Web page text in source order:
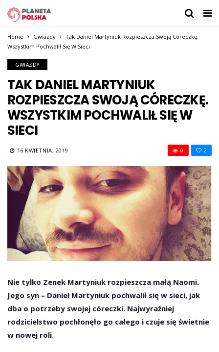
Home Gwiazdy
Tak Daniel Martyniuk Rozpieszcza Swoją Córeczkę.
Wszystkim Pochwalił Się W Sieci
GWIAZDY
TAK DANIEL MARTYNIUK
ROZPIESZCZA SWOJĄ CÓRECZKĘ.
WSZYSTKIM POCHWALIŁ SIĘ W
SIECI
16 KWIETNIA, 2019 2
0
Nie tylko Zenek Martyniuk rozpieszcza małą Naomi.
Jego syn – Daniel Martyniuk pochwalił się w sieci, jak
dba o potrzeby swojej córeczki. Najwyraźniej
rodzicielstwo pochłonęło go całego i czuje się świetnie
w nowej roli.